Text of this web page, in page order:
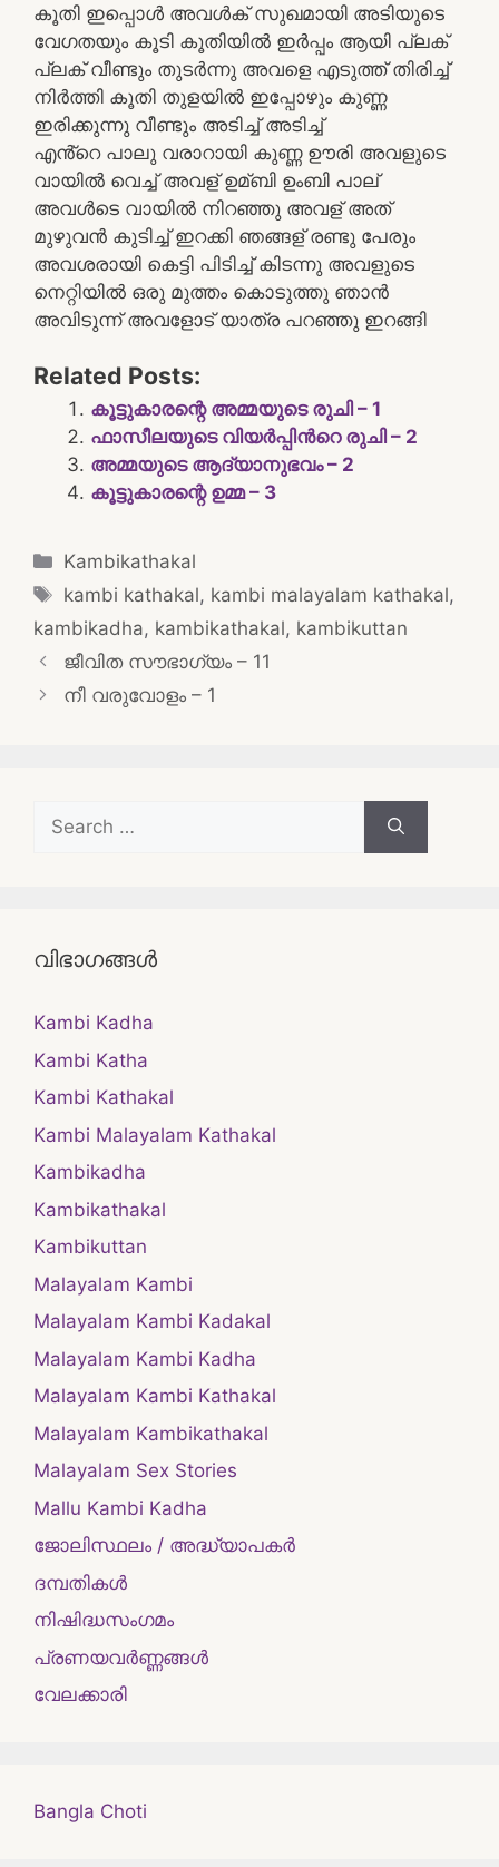
കൂതി ഇപ്പൊൾ അവൾക് സുഖമായി അടിയുടെ
വേഗതയും കൂടി കൂതിയിൽ ഇർപ്പം ആയി പ്ലക്
പ്ലക് വീണ്ടും തുടർന്നു അവളെ എടുത്ത് തിരിച്ച്
നിർത്തി കൂതി തുളയിൽ ഇപ്പോഴും കുണ്ണ
ഇരിക്കുന്നു വീണ്ടും അടിച്ച് അടിച്ച്
എൻ്റെ പാലു വരാറായി കുണ്ണ ഊരി അവളുടെ
വായിൽ വെച്ച് അവള് ഉമ്ബി ഉംബി പാല്
അവൾടെ വായിൽ നിറഞ്ഞു അവള് അത്
മുഴുവൻ കുടിച്ച് ഇറക്കി ഞങ്ങള് രണ്ടു പേരും
അവശരായി കെട്ടി പിടിച്ച് കിടന്നു അവളുടെ
നെറ്റിയിൽ ഒരു മുത്തം കൊടുത്തു ഞാൻ
അവിടുന്ന് അവളോട് യാത്ര പറഞ്ഞു ഇറങ്ങി
Related Posts:
കൂട്ടുകാരന്റെ അമ്മയുടെ രുചി – 1
ഫാസീലയുടെ വിയർപ്പിൻറെ രുചി – 2
അമ്മയുടെ ആദ്യാനുഭവം – 2
കൂട്ടുകാരന്റെ ഉമ്മ – 3
Categories
Kambikathakal
Tags
kambi kathakal, kambi malayalam kathakal,
kambikadha, kambikathakal, kambikuttan
Post
navigation
ജീവിത സൗഭാഗ്യം – 11
നീ വരുവോളം – 1
Search
for:
വിഭാഗങ്ങൾ
Kambi Kadha
Kambi Katha
Kambi Kathakal
Kambi Malayalam Kathakal
Kambikadha
Kambikathakal
Kambikuttan
Malayalam Kambi
Malayalam Kambi Kadakal
Malayalam Kambi Kadha
Malayalam Kambi Kathakal
Malayalam Kambikathakal
Malayalam Sex Stories
Mallu Kambi Kadha
ജോലിസ്ഥലം / അദ്ധ്യാപകർ
ദമ്പതികള്‍
നിഷിദ്ധസംഗമം
പ്രണയവർണ്ണങ്ങൾ
വേലക്കാരി
Bangla Choti